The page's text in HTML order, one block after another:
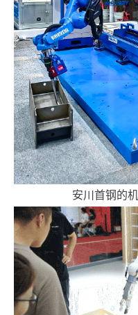
安川首钢的